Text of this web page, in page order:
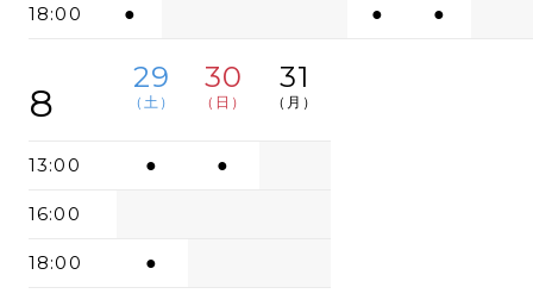
18:00 ● ● ●
8
29
（土）
30
（日）
31
（月）
13:00 ● ●
16:00
18:00 ●